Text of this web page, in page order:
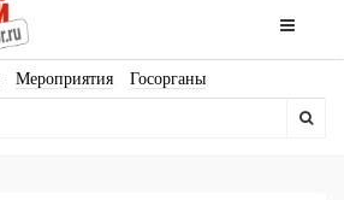
Мероприятия Госорганы